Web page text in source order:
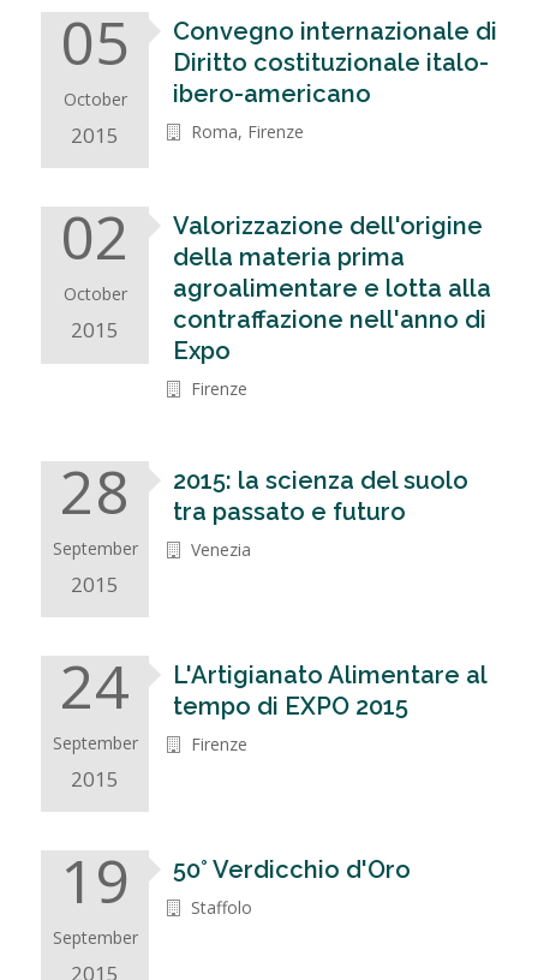
05
October
2015
Convegno internazionale di
Diritto costituzionale italo-
ibero-americano
Roma, Firenze
02
October
2015
Valorizzazione dell'origine
della materia prima
agroalimentare e lotta alla
contraffazione nell'anno di
Expo
Firenze
28
September
2015
2015: la scienza del suolo
tra passato e futuro
Venezia
24
September
2015
L'Artigianato Alimentare al
tempo di EXPO 2015
Firenze
19
September
2015
50° Verdicchio d'Oro
Staffolo